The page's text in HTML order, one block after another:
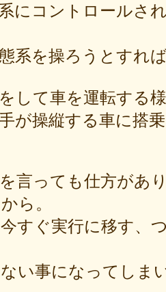
にコントロールさ
系を操ろうとすれ
して車を運転する
が操縦する車に搭
言っても仕方があ
ら。
すぐ実行に移す、
い事になってしま